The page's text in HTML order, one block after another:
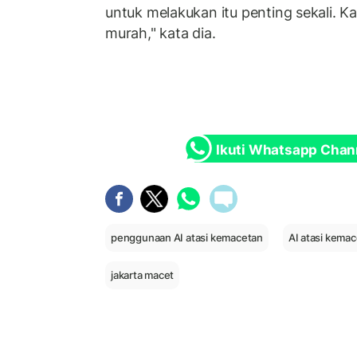
untuk melakukan itu penting sekali.
murah," kata dia.
Ikuti Whatsapp
penggunaan AI atasi kemacetan AI atasi
jakarta macet